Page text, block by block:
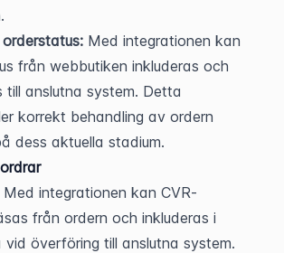
Med integrationen kan
från webbutiken inkluderas och
till anslutna system. Detta
korrekt behandling av ordern
dess aktuella stadium.
Med integrationen kan CVR-
från ordern och inkluderas i
överföring till anslutna system.